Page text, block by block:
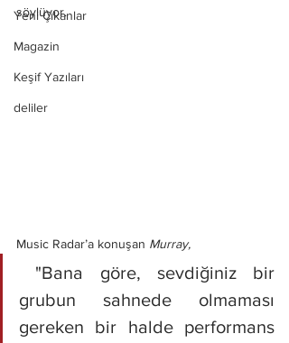
Yeni Çıkanlar
Magazin
Keşif Yazıları
deliler
söylüyor.
Music Radar’a konuşan Murray,
grubun sahnede olmaması
gereken bir halde performans